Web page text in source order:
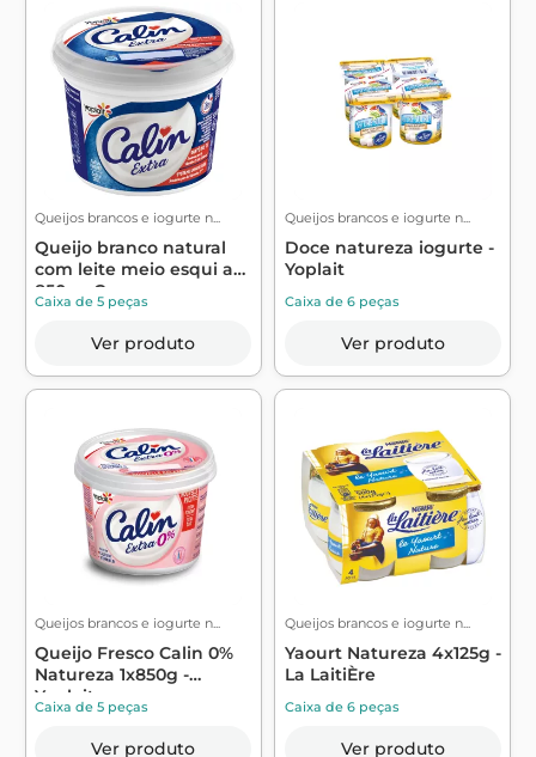
Queijos brancos e iogurte n...
Queijo branco natural
com leite meio esqui a
850g - C...
Caixa de 5 peças
Ver produto
Queijos brancos e iogurte n...
Doce natureza iogurte -
Yoplait
Caixa de 6 peças
Ver produto
Queijos brancos e iogurte n...
Queijo Fresco Calin 0%
Natureza 1x850g -
Yoplait
Caixa de 5 peças
Ver produto
Queijos brancos e iogurte n...
Yaourt Natureza 4x125g -
La LaitiÈre
Caixa de 6 peças
Ver produto